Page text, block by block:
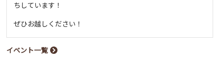
ちしています！
ぜひお越しください！
イベント一覧